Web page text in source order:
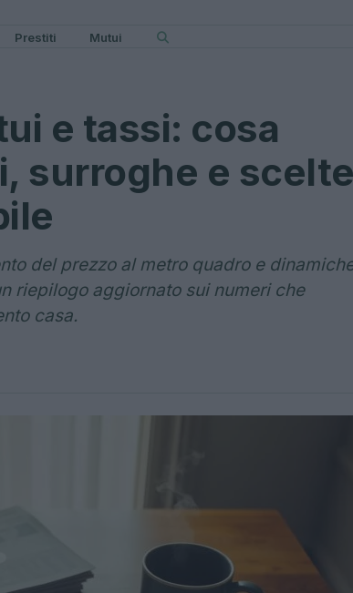
Prestiti Mutui
e tassi: cosa
surroghe e scelte
del prezzo al metro quadro e
riepilogo aggiornato sui numeri che
casa.